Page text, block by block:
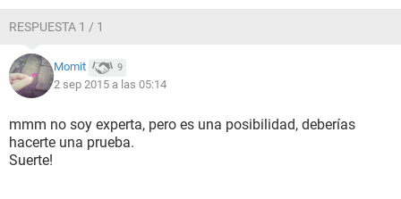
RESPUESTA 1 / 1
Momit 9
2 sep 2015 a las 05:14
mmm no soy experta, pero es una posibilidad, deberías
hacerte una prueba.
Suerte!